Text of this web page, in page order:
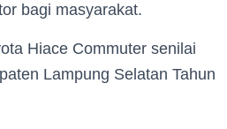
bagi masyarakat.
Hiace Commuter senilai
Lampung Selatan Tahun